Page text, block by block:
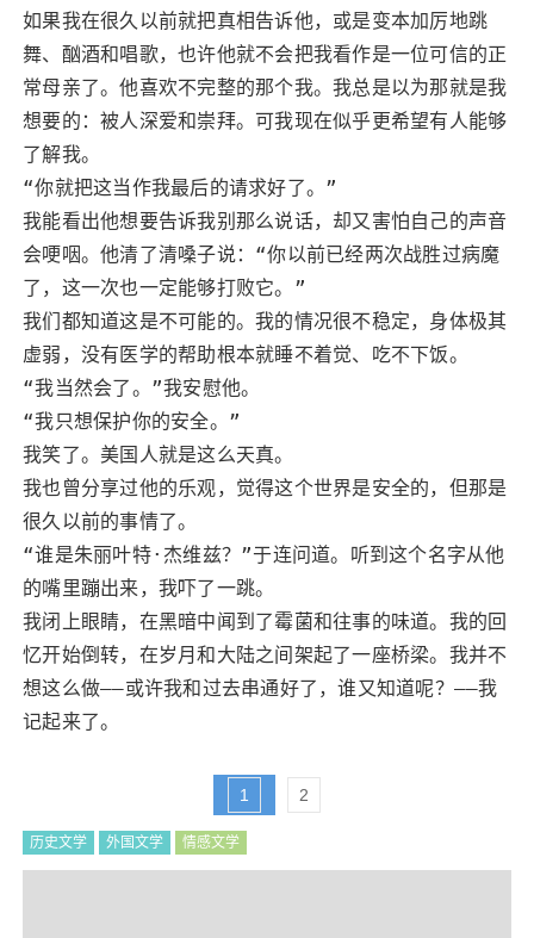
如果我在很久以前就把真相告诉他，或是变本加厉地跳
舞、酗酒和唱歌，也许他就不会把我看作是一位可信的正
常母亲了。他喜欢不完整的那个我。我总是以为那就是我
想要的：被人深爱和崇拜。可我现在似乎更希望有人能够
了解我。
“你就把这当作我最后的请求好了。”
我能看出他想要告诉我别那么说话，却又害怕自己的声音
会哽咽。他清了清嗓子说：“你以前已经两次战胜过病魔
了，这一次也一定能够打败它。”
我们都知道这是不可能的。我的情况很不稳定，身体极其
虚弱，没有医学的帮助根本就睡不着觉、吃不下饭。
“我当然会了。”我安慰他。
“我只想保护你的安全。”
我笑了。美国人就是这么天真。
我也曾分享过他的乐观，觉得这个世界是安全的，但那是
很久以前的事情了。
“谁是朱丽叶特·杰维兹？”于连问道。听到这个名字从他
的嘴里蹦出来，我吓了一跳。
我闭上眼睛，在黑暗中闻到了霉菌和往事的味道。我的回
忆开始倒转，在岁月和大陆之间架起了一座桥梁。我并不
想这么做——或许我和过去串通好了，谁又知道呢？——我
记起来了。
1 2
历史文学 外国文学 情感文学